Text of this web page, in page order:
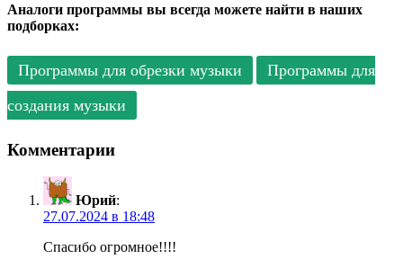
Аналоги программы вы всегда можете найти в наших
подборках:
Программы для обрезки музыки
Программы для
создания музыки
Комментарии
Юрий:
27.07.2024 в 18:48
Спасибо огромное!!!!